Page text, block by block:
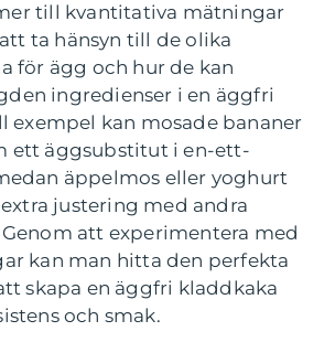
till kvantitativa mätningar
ta hänsyn till de olika
för ägg och hur de kan
ingredienser i en äggfri
exempel kan mosade bananer
ett äggsubstitut i en-ett-
äppelmos eller yoghurt
justering med andra
att experimentera med
kan man hitta den perfekta
skapa en äggfri kladdkaka
och smak.